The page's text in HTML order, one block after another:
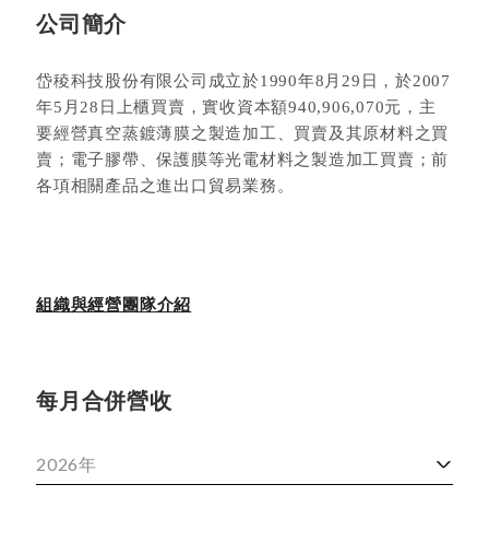
公司簡介
岱稜科技股份有限公司成立於1990年8月29日，於2007
年5月28日上櫃買賣，實收資本額940,906,070元，主
要經營真空蒸鍍薄膜之製造加工、買賣及其原材料之買
賣；電子膠帶、保護膜等光電材料之製造加工買賣；前
各項相關產品之進出口貿易業務。
組織與經營團隊介紹
每月合併營收
2026年